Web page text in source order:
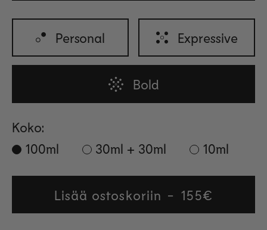
Personal Expressive
Bold
Koko:
100ml
30ml + 30ml 10ml
Lisää ostoskoriin
Regular
price
155€